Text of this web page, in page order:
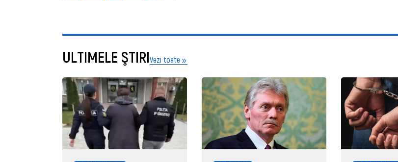
ULTIMELE ŞTIRIVezi toate